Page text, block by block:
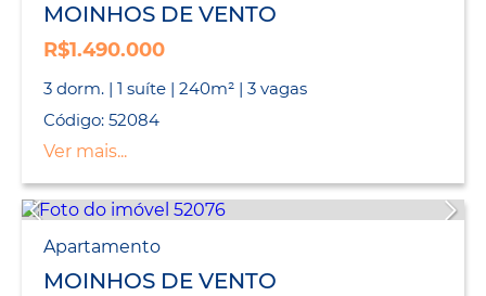
MOINHOS DE VENTO
R$1.490.000
3 dorm. | 1 suíte | 240m² | 3 vagas
Código: 52084
Ver mais...
Apartamento
MOINHOS DE VENTO